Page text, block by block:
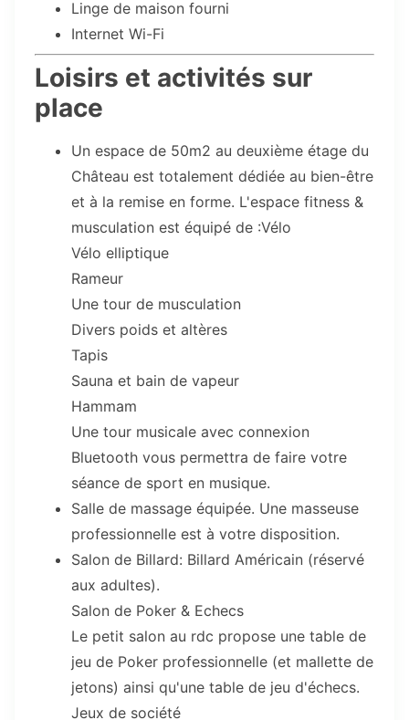
Linge de maison fourni
Internet Wi-Fi
Loisirs et activités sur
place
Un espace de 50m2 au deuxième étage du
Château est totalement dédiée au bien-être
et à la remise en forme. L'espace fitness &
musculation est équipé de :Vélo
Vélo elliptique
Rameur
Une tour de musculation
Divers poids et altères
Tapis
Sauna et bain de vapeur
Hammam
Une tour musicale avec connexion
Bluetooth vous permettra de faire votre
séance de sport en musique.
Salle de massage équipée. Une masseuse
professionnelle est à votre disposition.
Salon de Billard: Billard Américain (réservé
aux adultes).
Salon de Poker & Echecs
Le petit salon au rdc propose une table de
jeu de Poker professionnelle (et mallette de
jetons) ainsi qu'une table de jeu d'échecs.
Jeux de société